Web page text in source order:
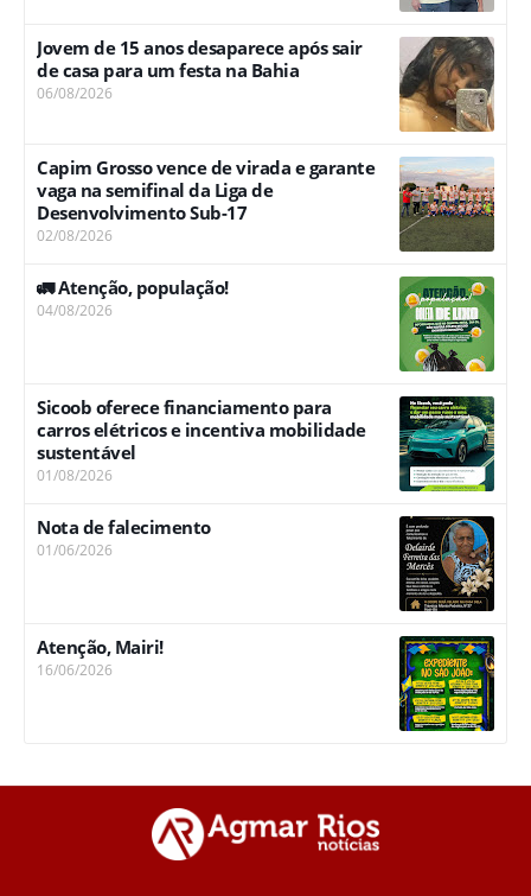
Jovem de 15 anos desaparece após sair
de casa para um festa na Bahia
06/08/2026
Capim Grosso vence de virada e garante
vaga na semifinal da Liga de
Desenvolvimento Sub-17
02/08/2026
🚛 Atenção, população!
04/08/2026
Sicoob oferece financiamento para
carros elétricos e incentiva mobilidade
sustentável
01/08/2026
Nota de falecimento
01/06/2026
Atenção, Mairi!
16/06/2026